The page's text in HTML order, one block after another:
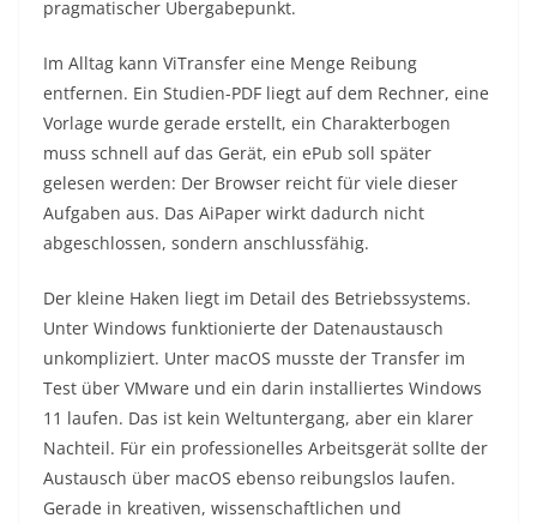
pragmatischer Übergabepunkt.
Im Alltag kann ViTransfer eine Menge Reibung
entfernen. Ein Studien-PDF liegt auf dem Rechner, eine
Vorlage wurde gerade erstellt, ein Charakterbogen
muss schnell auf das Gerät, ein ePub soll später
gelesen werden: Der Browser reicht für viele dieser
Aufgaben aus. Das AiPaper wirkt dadurch nicht
abgeschlossen, sondern anschlussfähig.
Der kleine Haken liegt im Detail des Betriebssystems.
Unter Windows funktionierte der Datenaustausch
unkompliziert. Unter macOS musste der Transfer im
Test über VMware und ein darin installiertes Windows
11 laufen. Das ist kein Weltuntergang, aber ein klarer
Nachteil. Für ein professionelles Arbeitsgerät sollte der
Austausch über macOS ebenso reibungslos laufen.
Gerade in kreativen, wissenschaftlichen und